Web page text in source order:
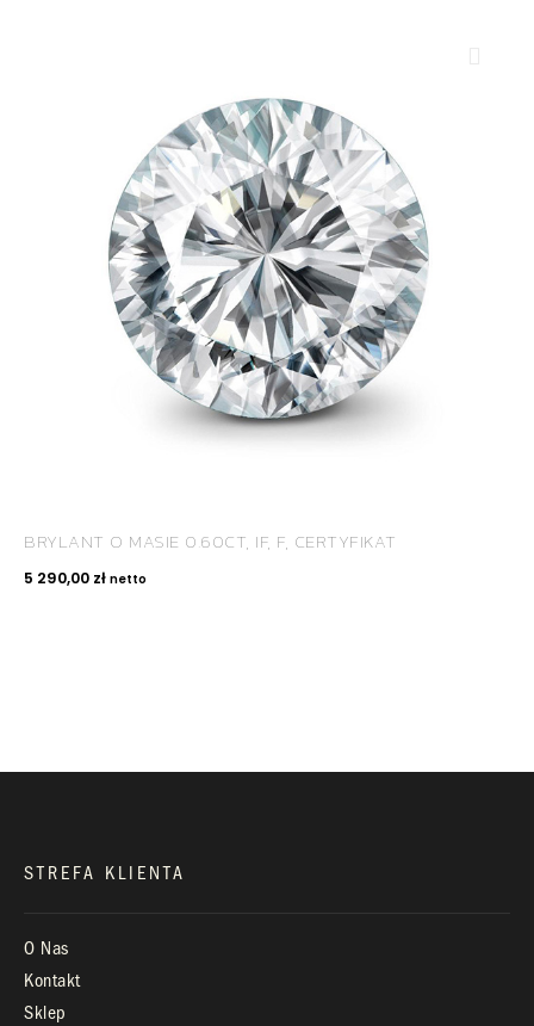
BRYLANT O MASIE 0.60CT, IF, F, CERTYFIKAT
5 290,00 zł netto
ROYAL DIAMONDS
Diamenty | Biżuteria | Kamienie dla jubilerów
SALON SPRZEDAŻY
KONTAKT
STREFA KLIENTA
O Nas
Kontakt
Sklep